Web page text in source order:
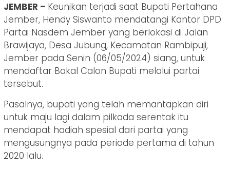
JEMBER – Keunikan terjadi saat Bupati Pertahana
Jember, Hendy Siswanto mendatangi Kantor DPD
Partai Nasdem Jember yang berlokasi di Jalan
Brawijaya, Desa Jubung, Kecamatan Rambipuji,
Jember pada Senin (06/05/2024) siang, untuk
mendaftar Bakal Calon Bupati melalui partai
tersebut.
Pasalnya, bupati yang telah memantapkan diri
untuk maju lagi dalam pilkada serentak itu
mendapat hadiah spesial dari partai yang
mengusungnya pada periode pertama di tahun
2020 lalu.